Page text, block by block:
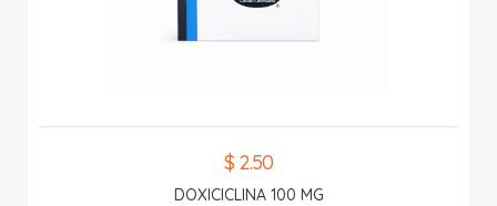
$ 2.50
DOXICICLINA 100 MG